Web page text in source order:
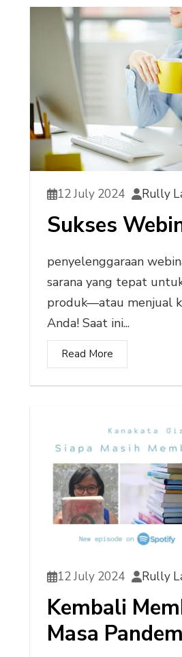
12 July 2024 Rully
Sukses
penyelenggaraan
sarana yang tepat
produk—atau menjual
Anda! Saat ini...
Read More
12 July 2024 Rully
Kembali
Masa